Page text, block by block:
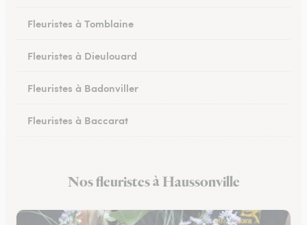
Fleuristes à Tomblaine
Fleuristes à Dieulouard
Fleuristes à Badonviller
Fleuristes à Baccarat
Fleuristes à Longwy
Nos fleuristes à Haussonville